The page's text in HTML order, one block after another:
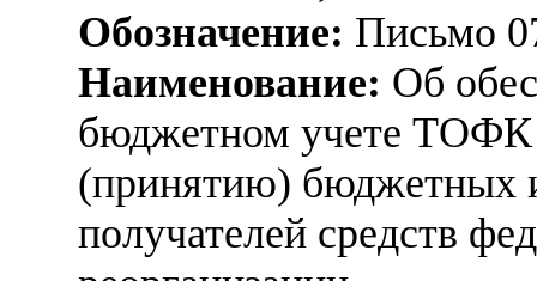
Обозначение: Письмо
Наименование: Об
бюджетном учете ТОФК
(принятию) бюджетных
получателей средств